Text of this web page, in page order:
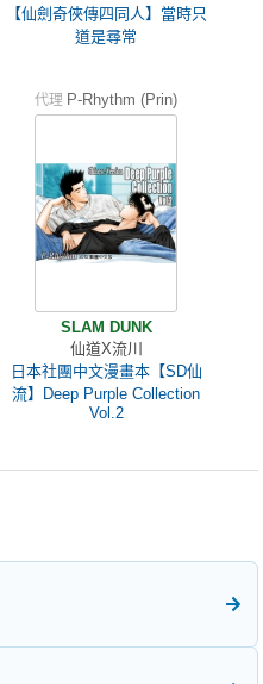
【仙劍奇俠傳四同人】當時只
道是尋常
代理 P-Rhythm (Prin)
SLAM DUNK
仙道X流川
日本社團中文漫畫本【SD仙
流】Deep Purple Collection
Vol.2